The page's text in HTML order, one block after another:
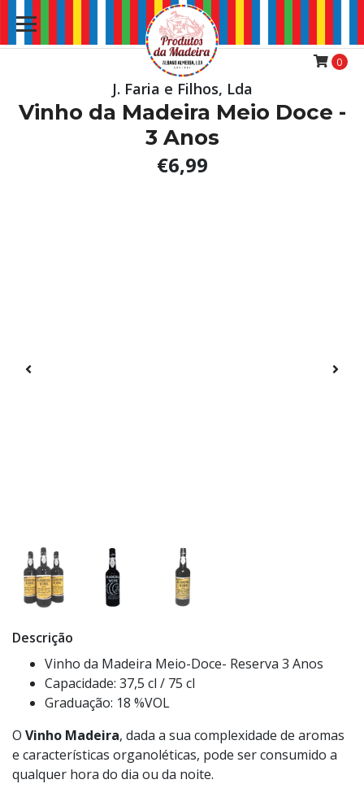
0
J. Faria e Filhos, Lda
Vinho da Madeira Meio Doce -
3 Anos
€6,99
Descrição
Vinho da Madeira Meio-Doce- Reserva 3 Anos
Capacidade: 37,5 cl / 75 cl
Graduação: 18 %VOL
O Vinho Madeira, dada a sua complexidade de aromas
e características organoléticas, pode ser con­sumido a
qualquer hora do dia ou da noite.